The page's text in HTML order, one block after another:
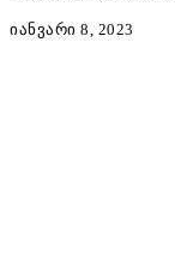
ᲘᲐᲜᲕᲐᲠᲘ 8, 2023